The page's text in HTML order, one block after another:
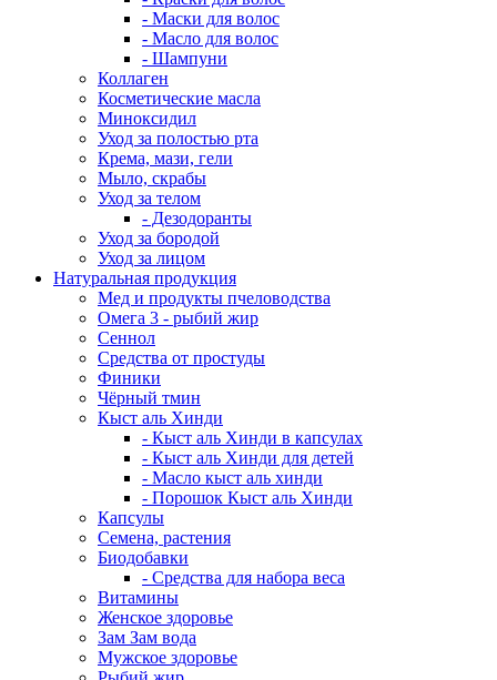
- Маски для волос
- Масло для волос
- Шампуни
Коллаген
Косметические масла
Миноксидил
Уход за полостью рта
Крема, мази, гели
Мыло, скрабы
Уход за телом
- Дезодоранты
Уход за бородой
Уход за лицом
Натуральная продукция
Мед и продукты пчеловодства
Омега 3 - рыбий жир
Сеннол
Средства от простуды
Финики
Чёрный тмин
Кыст аль Хинди
- Кыст аль Хинди в капсулах
- Кыст аль Хинди для детей
- Масло кыст аль хинди
- Порошок Кыст аль Хинди
Капсулы
Семена, растения
Биодобавки
- Средства для набора веса
Витамины
Женское здоровье
Зам Зам вода
Мужское здоровье